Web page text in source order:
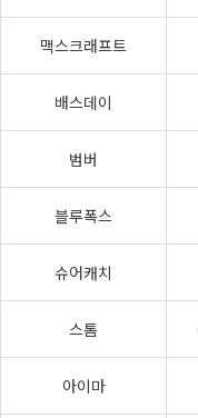
맥스크래프트
배스데이
범버
블루폭스
슈어캐치
스톰
아이마